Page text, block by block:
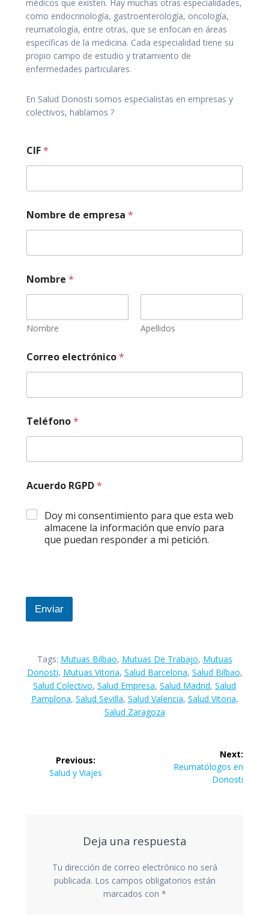
médicos que existen. Hay muchas otras especialidades,
como endocrinología, gastroenterología, oncología,
reumatología, entre otras, que se enfocan en áreas
específicas de la medicina. Cada especialidad tiene su
propio campo de estudio y tratamiento de
enfermedades particulares.
En Salud Donosti somos especialistas en empresas y
colectivos, hablamos ?
CIF*
Nombre de empresa *
Nombre *
Nombre Apellidos
Correo electrónico*
Teléfono*
Acuerdo RGPD*
Doy mi consentimiento para que esta web
almacene la información que envío para
que puedan responder a mi petición.
Enviar
Tags: Mutuas Bilbao, Mutuas De Trabajo, Mutuas
Donosti, Mutuas Vitoria, Salud Barcelona, Salud Bilbao,
Salud Colectivo, Salud Empresa, Salud Madrid, Salud
Pamplona, Salud Sevilla, Salud Valencia, Salud Vitoria,
Salud Zaragoza
Previous:
Previous
Salud y Viajes
Next:
Next
Reumatólogos en
Donosti
Deja una respuesta
Tu dirección de correo electrónico no será
publicada. Los campos obligatorios están
marcados con *